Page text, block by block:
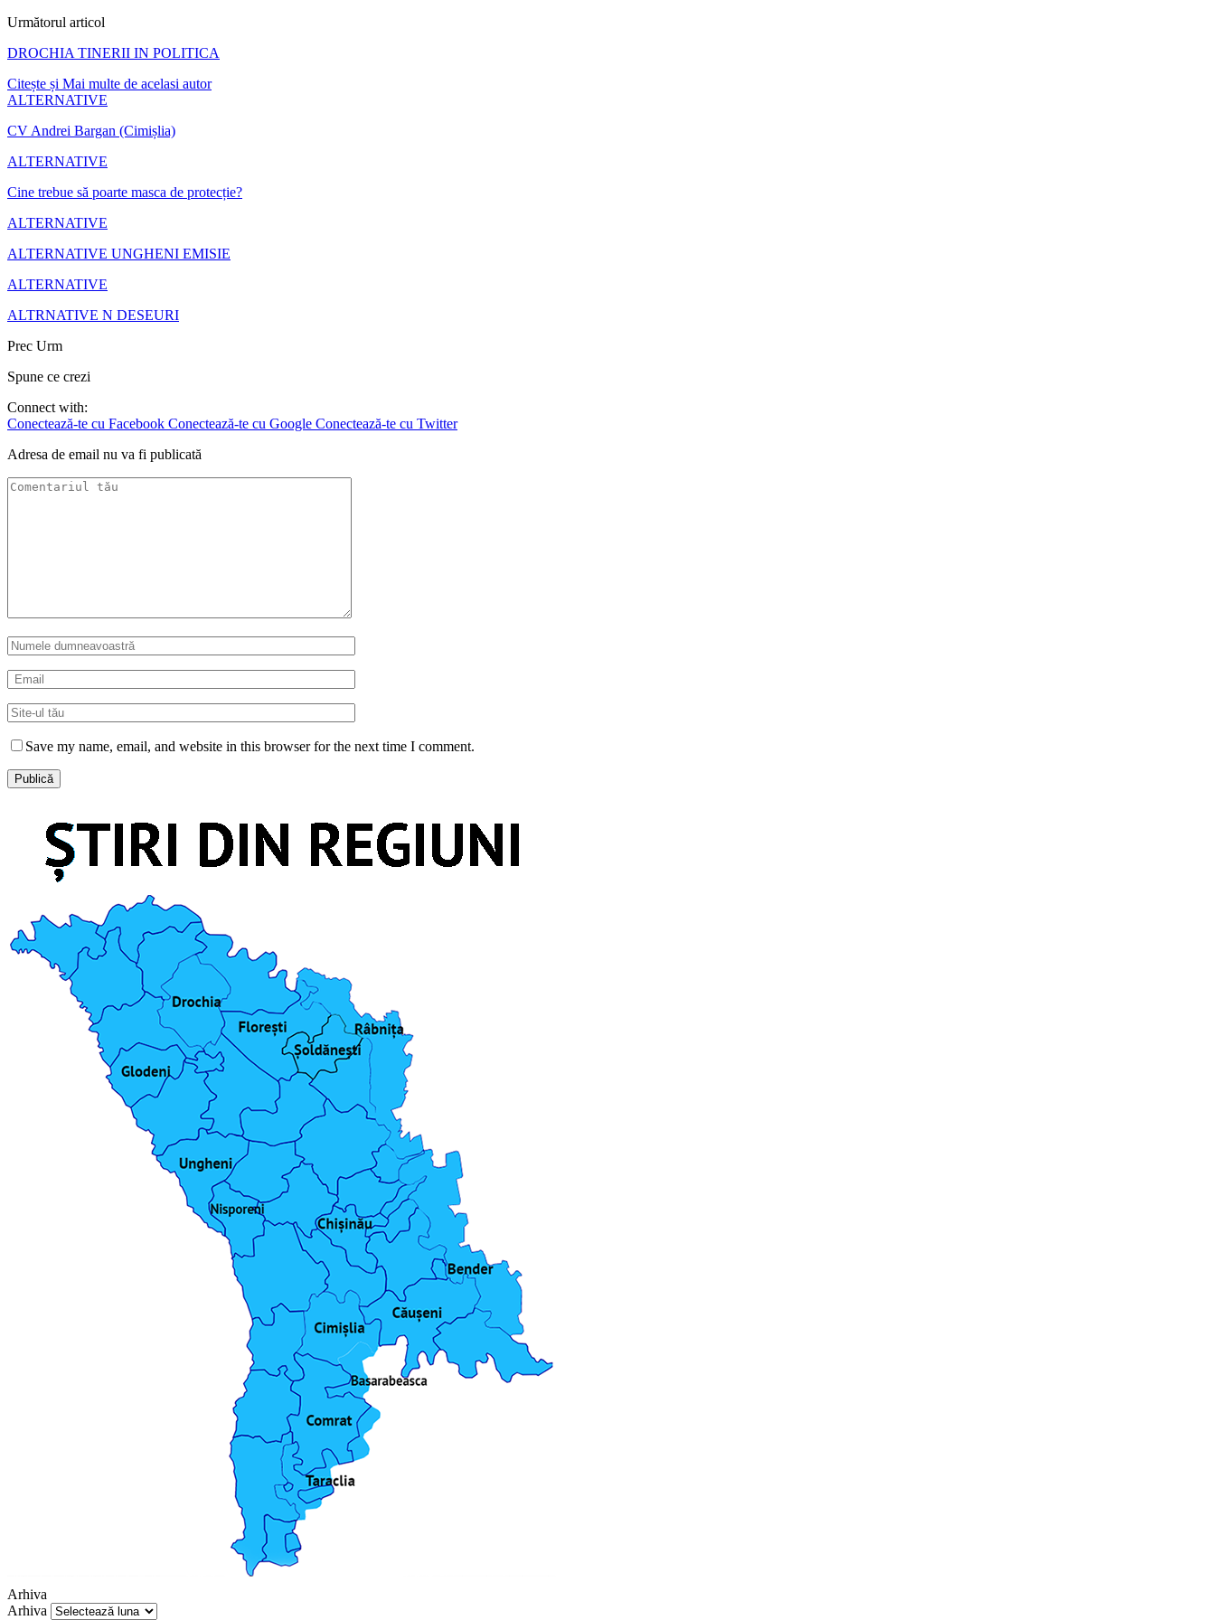
Următorul articol
DROCHIA TINERII IN POLITICA
Citește și Mai multe de acelasi autor
ALTERNATIVE
CV Andrei Bargan (Cimișlia)
ALTERNATIVE
Cine trebue să poarte masca de protecție?
ALTERNATIVE
ALTERNATIVE UNGHENI EMISIE
ALTERNATIVE
ALTRNATIVE N DESEURI
Prec Urm
Spune ce crezi
Connect with:
Conectează-te cu Facebook Conectează-te cu Google Conectează-te cu Twitter
Adresa de email nu va fi publicată
Save my name, email, and website in this browser for the next time I comment.
Arhiva
Arhiva